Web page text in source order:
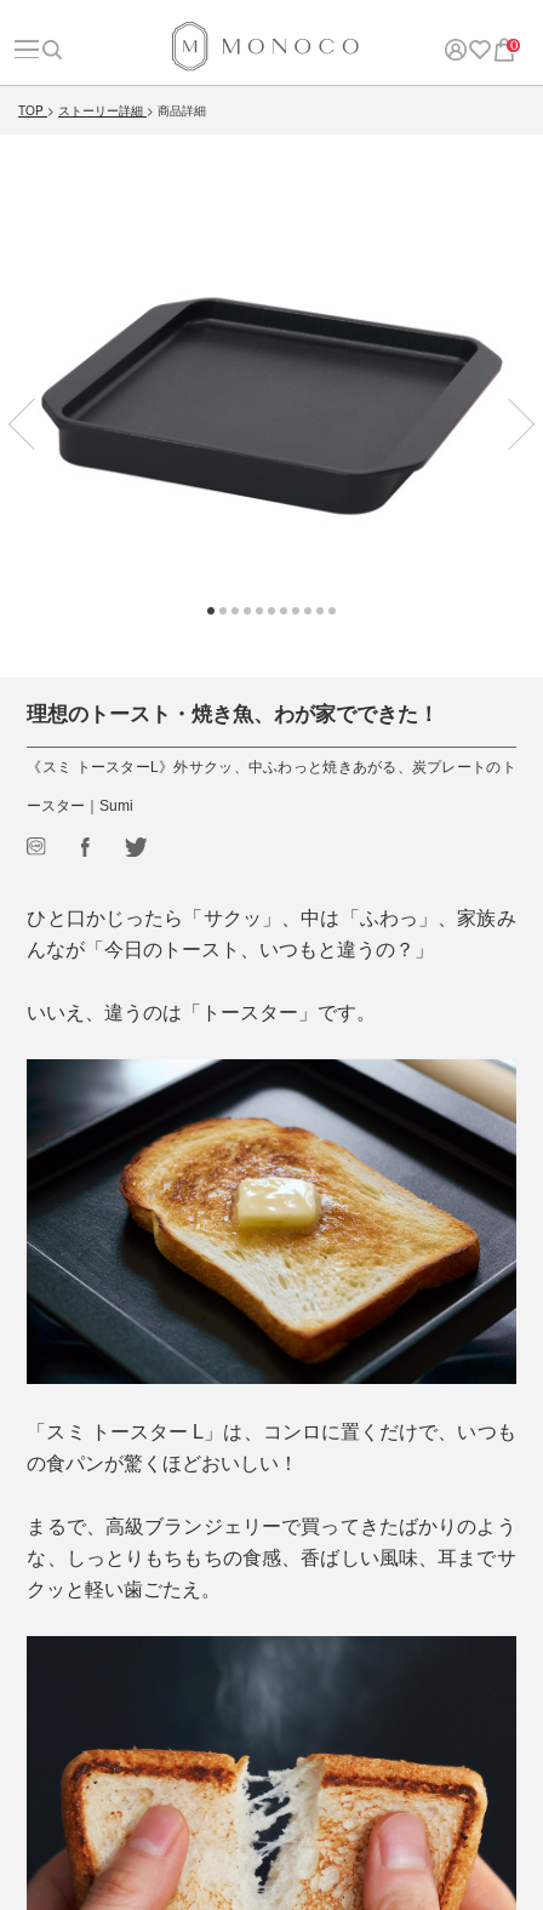
0
TOP ストーリー詳細 商品詳細
理想のトースト・焼き魚、わが家でできた！
《スミ トースターL》外サクッ、中ふわっと焼きあがる、炭プレートのト
ースター｜Sumi
ひと口かじったら「サクッ」、中は「ふわっ」、家族み
んなが「今日のトースト、いつもと違うの？」
いいえ、違うのは「トースター」です。
「スミ トースター L」は、コンロに置くだけで、いつも
の食パンが驚くほどおいしい！
まるで、高級ブランジェリーで買ってきたばかりのよう
な、しっとりもちもちの食感、香ばしい風味、耳までサ
クッと軽い歯ごたえ。